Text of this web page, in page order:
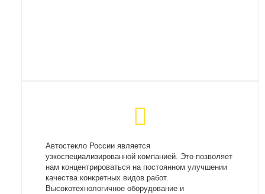
Автостекло России является
узкоспециализированной компанией. Это позволяет
нам концентрироваться на постоянном улучшении
качества конкретных видов работ.
Высокотехнологичное оборудование и